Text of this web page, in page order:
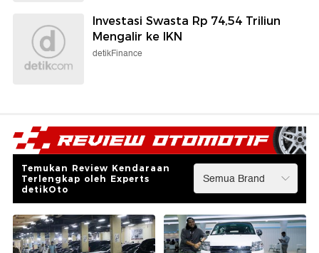
Investasi Swasta Rp 74,54 Triliun
Mengalir ke IKN
detikFinance
Temukan Review Kendaraan
Terlengkap oleh Experts
detikOto